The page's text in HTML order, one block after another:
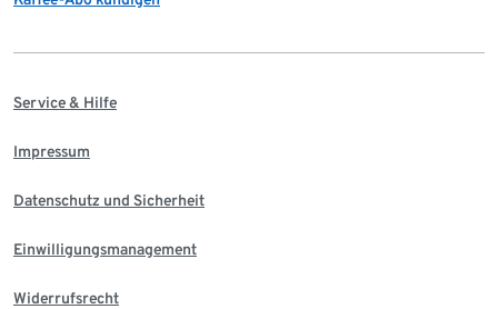
Service & Hilfe
Impressum
Datenschutz und Sicherheit
Einwilligungsmanagement
Widerrufsrecht